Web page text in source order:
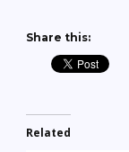
Share this:
Related